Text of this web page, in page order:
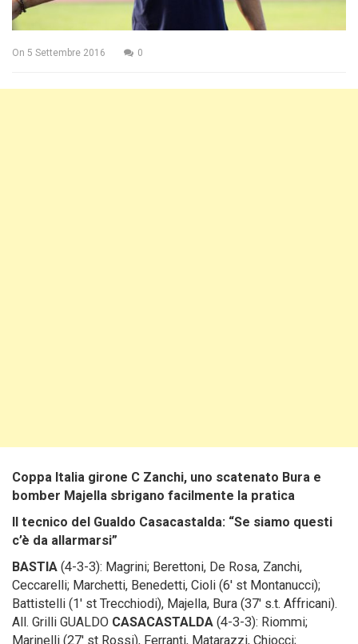
On 5 Settembre 2016 0
Coppa Italia girone C Zanchi, uno scatenato Bura e
bomber Majella sbrigano facilmente la pratica
Il tecnico del Gualdo Casacastalda: “Se siamo questi
c’è da allarmarsi”
BASTIA (4-3-3): Magrini; Berettoni, De Rosa, Zanchi,
Ceccarelli; Marchetti, Benedetti, Cioli (6′ st Montanucci);
Battistelli (1′ st Trecchiodi), Majella, Bura (37′ s.t. Affricani).
All. Grilli GUALDO CASACASTALDA (4-3-3): Riommi;
Marinelli (27′ st Rossi), Ferranti, Matarazzi, Chiocci;